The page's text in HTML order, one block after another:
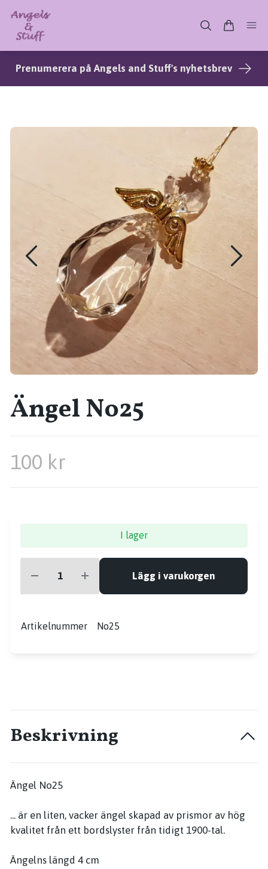
Prenumerera på Angels and Stuff's nyhetsbrev
Ängel No25
100 kr
I lager
Lägg i varukorgen
Artikelnummer No25
Beskrivning
Ängel No25
... är en liten, vacker ängel skapad av prismor av hög
kvalitet från ett bordslyster från tidigt 1900-tal.
Ängelns längd 4 cm